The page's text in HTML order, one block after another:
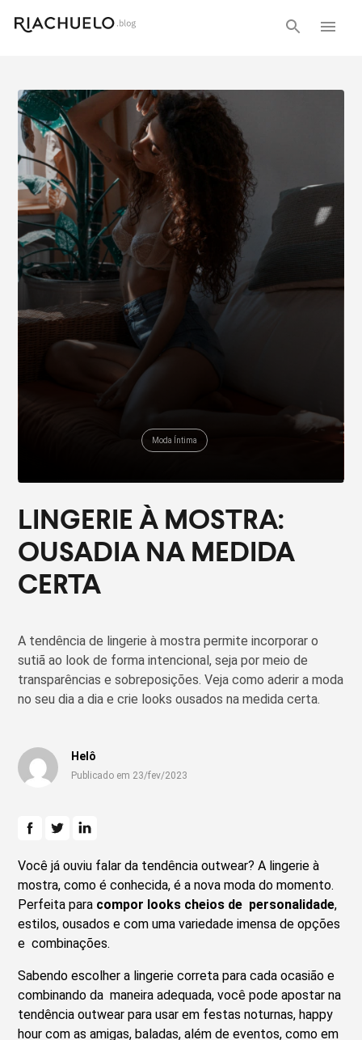
Moda Íntima
LINGERIE À MOSTRA:
OUSADIA NA MEDIDA
CERTA
A tendência de lingerie à mostra permite incorporar o
sutiã ao look de forma intencional, seja por meio de
transparências e sobreposições. Veja como aderir a moda
no seu dia a dia e crie looks ousados na medida certa.
Helô
Publicado em 23/fev/2023
Você já ouviu falar da tendência outwear? A lingerie à
mostra, como é conhecida, é a nova moda do momento.
Perfeita para compor looks cheios de personalidade,
estilos, ousados e com uma variedade imensa de opções
e combinações.
Sabendo escolher a lingerie correta para cada ocasião e
combinando da maneira adequada, você pode apostar na
tendência outwear para usar em festas noturnas, happy
hour com as amigas, baladas, além de eventos, como em